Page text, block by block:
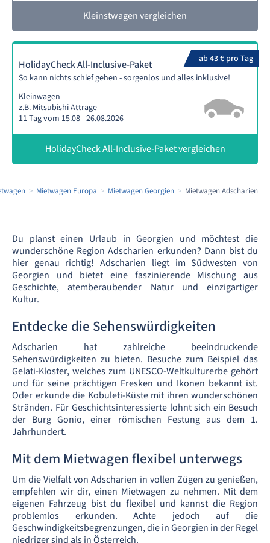
Kleinstwagen vergleichen
ab 43 € pro Tag
HolidayCheck All-Inclusive-Paket
So kann nichts schief gehen - sorgenlos und alles inklusive!
Kleinwagen
z.B. Mitsubishi Attrage
11 Tag vom 15.08 - 26.08.2026
HolidayCheck All-Inclusive-Paket vergleichen
Mietwagen Europa Mietwagen Georgien Mietwagen Adscharien
Du planst einen Urlaub in Georgien und möchtest die
wunderschöne Region Adscharien erkunden? Dann bist du
hier genau richtig! Adscharien liegt im Südwesten von
Georgien und bietet eine faszinierende Mischung aus
Geschichte, atemberaubender Natur und einzigartiger
Kultur.
Entdecke die Sehenswürdigkeiten
Adscharien hat zahlreiche beeindruckende
Sehenswürdigkeiten zu bieten. Besuche zum Beispiel das
Gelati-Kloster, welches zum UNESCO-Weltkulturerbe gehört
und für seine prächtigen Fresken und Ikonen bekannt ist.
Oder erkunde die Kobuleti-Küste mit ihren wunderschönen
Stränden. Für Geschichtsinteressierte lohnt sich ein Besuch
der Burg Gonio, einer römischen Festung aus dem 1.
Jahrhundert.
Mit dem Mietwagen flexibel unterwegs
Um die Vielfalt von Adscharien in vollen Zügen zu genießen,
empfehlen wir dir, einen Mietwagen zu nehmen. Mit dem
eigenen Fahrzeug bist du flexibel und kannst die Region
problemlos erkunden. Achte jedoch auf die
Geschwindigkeitsbegrenzungen, die in Georgien in der Regel
niedriger sind als in Österreich.